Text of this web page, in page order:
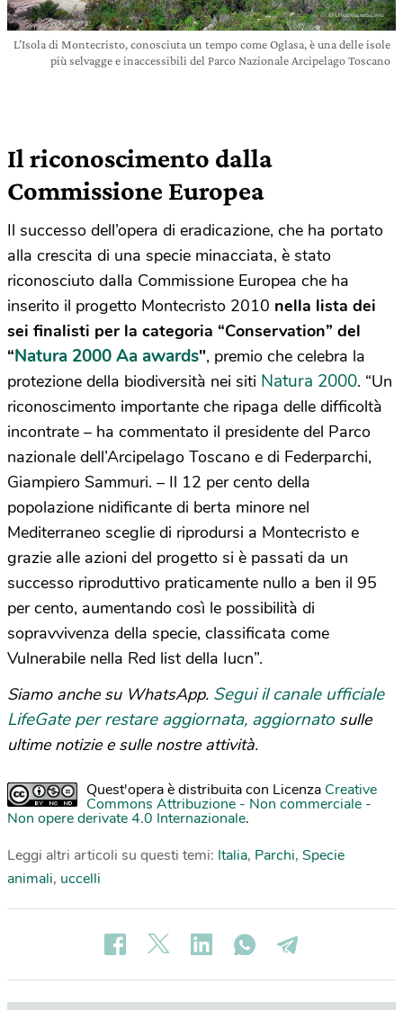
L’Isola di Montecristo, conosciuta un tempo come Oglasa, è una delle isole
più selvagge e inaccessibili del Parco Nazionale Arcipelago Toscano
Il riconoscimento dalla
Commissione Europea
Il successo dell’opera di eradicazione, che ha portato
alla crescita di una specie minacciata, è stato
riconosciuto dalla Commissione Europea che ha
inserito il progetto Montecristo 2010 nella lista dei
sei finalisti per la categoria “Conservation” del
“Natura 2000 Aa awards″, premio che celebra la
protezione della biodiversità nei siti Natura 2000. “Un
riconoscimento importante che ripaga delle difficoltà
incontrate – ha commentato il presidente del Parco
nazionale dell’Arcipelago Toscano e di Federparchi,
Giampiero Sammuri. – Il 12 per cento della
popolazione nidificante di berta minore nel
Mediterraneo sceglie di riprodursi a Montecristo e
grazie alle azioni del progetto si è passati da un
successo riproduttivo praticamente nullo a ben il 95
per cento, aumentando così le possibilità di
sopravvivenza della specie, classificata come
Vulnerabile nella Red list della Iucn”.
Siamo anche su WhatsApp. Segui il canale ufficiale
LifeGate per restare aggiornata, aggiornato sulle
ultime notizie e sulle nostre attività.
Quest'opera è distribuita con Licenza Creative
Commons Attribuzione - Non commerciale -
Non opere derivate 4.0 Internazionale.
Leggi altri articoli su questi temi: Italia, Parchi, Specie
animali, uccelli